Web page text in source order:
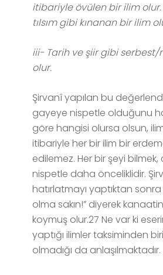
itibariyle övülen bir ilim
tılsım gibi kınanan bir ilim
iii- Tarih ve şiir gibi
olur.
Şirvanî yapılan bu
gayeye nispetle olduğunu
göre hangisi olursa olsun,
itibariyle her bir ilim bir
edilemez. Her bir şeyi bilmek,
nispetle daha önceliklidir.
hatırlatmayı yaptıktan
olma sakın!” diyerek
koymuş olur.27 Ne var ki
yaptığı ilimler taksiminden
olmadığı da anlaşılmaktadır.